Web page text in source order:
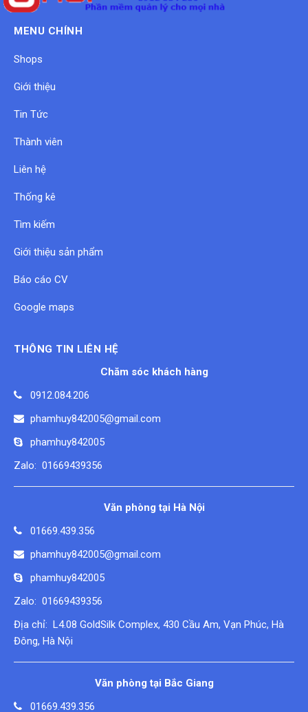
MENU CHÍNH
Shops
Giới thiệu
Tin Tức
Thành viên
Liên hệ
Thống kê
Tìm kiếm
Giới thiệu sản phẩm
Báo cáo CV
Google maps
THÔNG TIN LIÊN HỆ
Chăm sóc khách hàng
0912.084.206
phamhuy842005@gmail.com
phamhuy842005
Zalo: 01669439356
Văn phòng tại Hà Nội
01669.439.356
phamhuy842005@gmail.com
phamhuy842005
Zalo: 01669439356
Địa chỉ: L4.08 GoldSilk Complex, 430 Cầu Am, Vạn Phúc, Hà
Đông, Hà Nội
Văn phòng tại Bắc Giang
01669.439.356